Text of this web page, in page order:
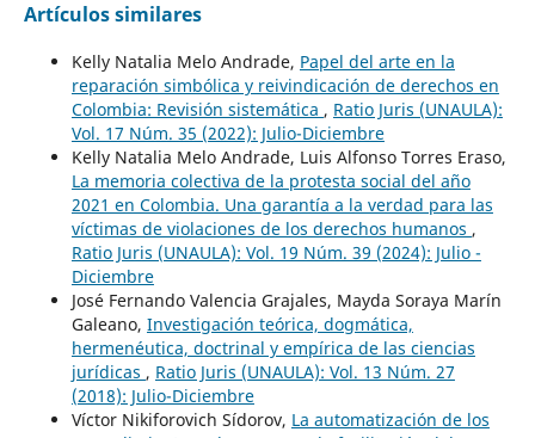
Artículos similares
Kelly Natalia Melo Andrade, Papel del arte en la
reparación simbólica y reivindicación de derechos en
Colombia: Revisión sistemática , Ratio Juris (UNAULA):
Vol. 17 Núm. 35 (2022): Julio-Diciembre
Kelly Natalia Melo Andrade, Luis Alfonso Torres Eraso,
La memoria colectiva de la protesta social del año
2021 en Colombia. Una garantía a la verdad para las
víctimas de violaciones de los derechos humanos ,
Ratio Juris (UNAULA): Vol. 19 Núm. 39 (2024): Julio -
Diciembre
José Fernando Valencia Grajales, Mayda Soraya Marín
Galeano, Investigación teórica, dogmática,
hermenéutica, doctrinal y empírica de las ciencias
jurídicas , Ratio Juris (UNAULA): Vol. 13 Núm. 27
(2018): Julio-Diciembre
Víctor Nikiforovich Sídorov, La automatización de los